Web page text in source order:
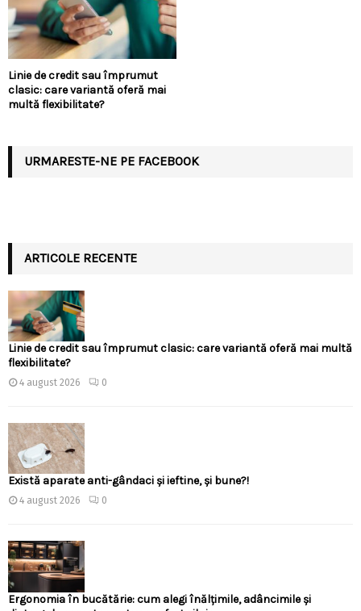
Linie de credit sau împrumut
clasic: care variantă oferă mai
multă flexibilitate?
URMARESTE-NE PE FACEBOOK
ARTICOLE RECENTE
Linie de credit sau împrumut clasic: care variantă oferă mai multă
flexibilitate?
4 august 2026 0
Există aparate anti-gândaci și ieftine, și bune?!
4 august 2026 0
Ergonomia în bucătărie: cum alegi înălțimile, adâncimile și